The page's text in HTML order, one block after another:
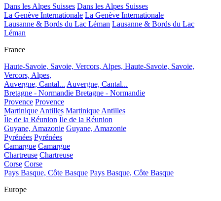
Dans les Alpes Suisses Dans les Alpes Suisses
La Genève Internationale La Genève Internationale
Lausanne & Bords du Lac Léman Lausanne & Bords du Lac
Léman
France
Haute-Savoie, Savoie, Vercors, Alpes, Haute-Savoie, Savoie,
Vercors, Alpes,
Auvergne, Cantal... Auvergne, Cantal...
Bretagne - Normandie Bretagne - Normandie
Provence Provence
Martinique Antilles Martinique Antilles
Île de la Réunion Île de la Réunion
Guyane, Amazonie Guyane, Amazonie
Pyrénées Pyrénées
Camargue Camargue
Chartreuse Chartreuse
Corse Corse
Pays Basque, Côte Basque Pays Basque, Côte Basque
Europe